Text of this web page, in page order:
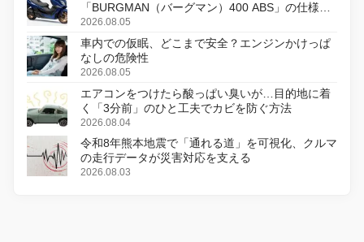
「BURGMAN（バーグマン）400 ABS」の仕様を
変更し、8月18日に発売
2026.08.05
車内での仮眠、どこまで安全？エンジンかけっぱ
なしの危険性
2026.08.05
エアコンをつけたら酸っぱい臭いが…目的地に着
く「3分前」のひと工夫でカビを防ぐ方法
2026.08.04
令和8年熊本地震で「通れる道」を可視化、クルマ
の走行データが災害対応を支える
2026.08.03